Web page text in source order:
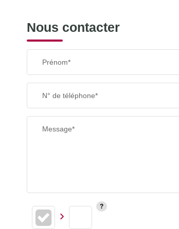
Nous contacter
Prénom*
N° de téléphone*
Message*